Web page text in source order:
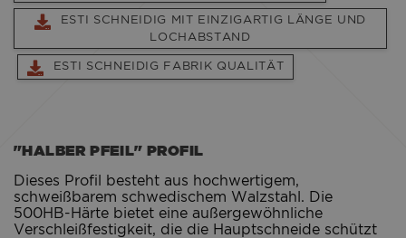
ESTI SCHNEIDIG MIT EINZIGARTIG LÄNGE UND
LOCHABSTAND
ESTI SCHNEIDIG FABRIK QUALITÄT
"HALBER PFEIL" PROFIL
Dieses Profil besteht aus hochwertigem,
schweißbarem schwedischem Walzstahl. Die
500HB-Härte bietet eine außergewöhnliche
Verschleißfestigkeit, die die Hauptschneide schützt